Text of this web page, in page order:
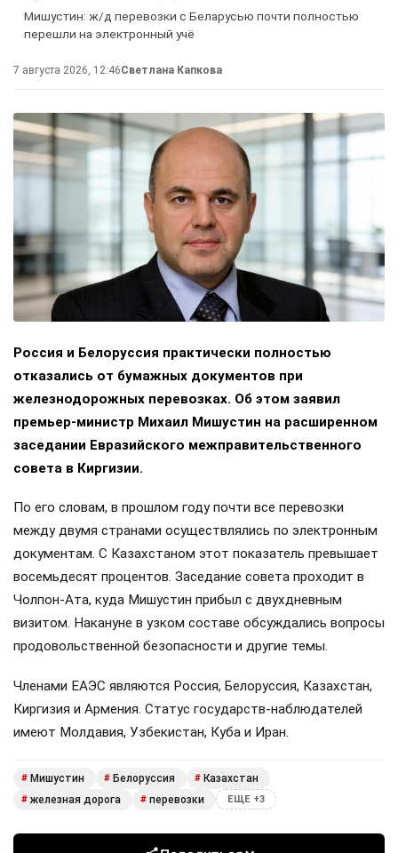
Мишустин: ж/д перевозки с Беларусью почти полностью
перешли на электронный учё
7 августа 2026, 12:46Светлана Капкова
Россия и Белоруссия практически полностью
отказались от бумажных документов при
железнодорожных перевозках. Об этом заявил
премьер-министр Михаил Мишустин на расширенном
заседании Евразийского межправительственного
совета в Киргизии.
По его словам, в прошлом году почти все перевозки
между двумя странами осуществлялись по электронным
документам. С Казахстаном этот показатель превышает
восемьдесят процентов. Заседание совета проходит в
Чолпон-Ата, куда Мишустин прибыл с двухдневным
визитом. Накануне в узком составе обсуждались вопросы
продовольственной безопасности и другие темы.
Членами ЕАЭС являются Россия, Белоруссия, Казахстан,
Киргизия и Армения. Статус государств-наблюдателей
имеют Молдавия, Узбекистан, Куба и Иран.
# Мишустин # Белоруссия # Казахстан
# железная дорога # перевозки ЕЩЕ +3